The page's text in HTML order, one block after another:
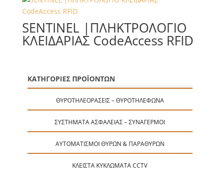
SENTINEL |ΠΛΗΚΤΡΟΛΟΓΙΟ
ΚΛΕΙΔΑΡΙΑΣ CodeAccess RFID
ΚΑΤΗΓΟΡΙΕΣ ΠΡΟΪΟΝΤΩΝ
ΘΥΡΟΤΗΛΕΟΡΆΣΕΙΣ – ΘΥΡΟΤΗΛΈΦΩΝΑ
ΣΥΣΤΉΜΑΤΑ ΑΣΦΑΛΕΊΑΣ – ΣΥΝΑΓΕΡΜΟΊ
ΑΥΤΟΜΑΤΙΣΜΟΊ ΘΥΡΏΝ & ΠΑΡΑΘΎΡΩΝ
ΚΛΕΙΣΤΆ ΚΥΚΛΏΜΑΤΑ CCTV